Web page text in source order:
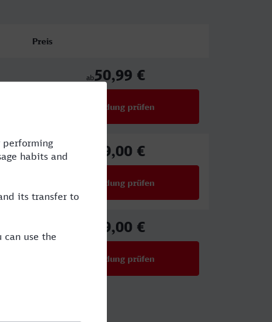
Preis
ab50,99 €
Verbindung prüfen
29,00 €
Verbindung prüfen
29,00 €
Verbindung prüfen